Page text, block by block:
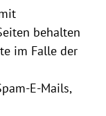
behalten
im Falle der
E-Mails,